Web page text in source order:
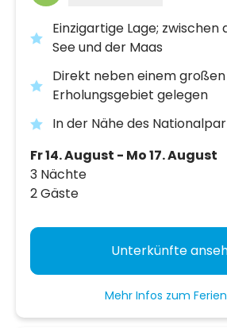
Einzigartige Lage; zwischen
See und der Maas
Direkt neben einem
Erholungsgebiet gelegen
In der Nähe des
Fr 14. August - Mo 17. August
3 Nächte
2 Gäste
Unterkünfte
Mehr Infos zum